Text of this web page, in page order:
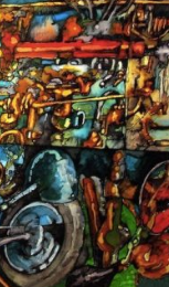
/ APERÇU